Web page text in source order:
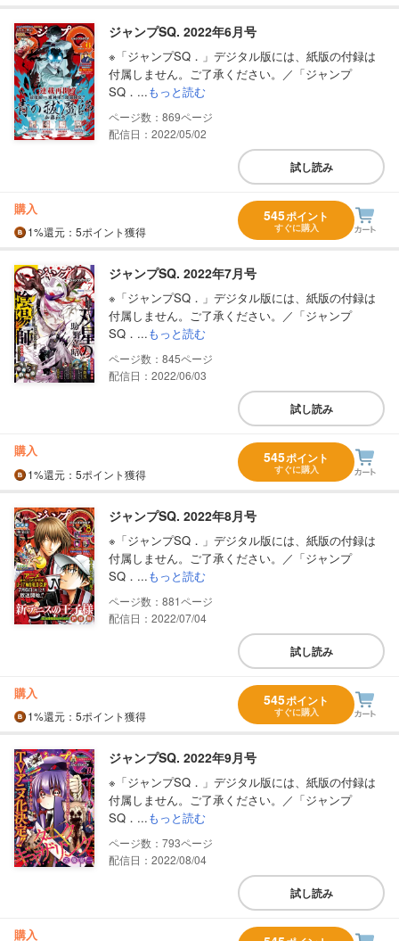
ジャンプSQ. 2022年6月号
※「ジャンプSQ．」デジタル版には、紙版の付録は
付属しません。ご了承ください。／「ジャンプ
SQ．...もっと読む
869
配信日：2022/05/02
試し読み
購入
1%還元 ：5ポイント獲得
545ポイント
すぐに購入
ジャンプSQ. 2022年7月号
※「ジャンプSQ．」デジタル版には、紙版の付録は
付属しません。ご了承ください。／「ジャンプ
SQ．...もっと読む
845
配信日：2022/06/03
試し読み
購入
1%還元 ：5ポイント獲得
545ポイント
すぐに購入
ジャンプSQ. 2022年8月号
※「ジャンプSQ．」デジタル版には、紙版の付録は
付属しません。ご了承ください。／「ジャンプ
SQ．...もっと読む
881
配信日：2022/07/04
試し読み
購入
1%還元 ：5ポイント獲得
545ポイント
すぐに購入
ジャンプSQ. 2022年9月号
※「ジャンプSQ．」デジタル版には、紙版の付録は
付属しません。ご了承ください。／「ジャンプ
SQ．...もっと読む
793
配信日：2022/08/04
試し読み
購入